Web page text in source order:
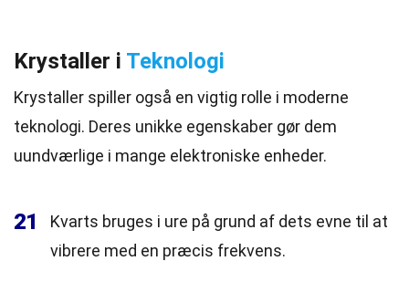
Krystaller i Teknologi
Krystaller spiller også en vigtig rolle i moderne
teknologi. Deres unikke egenskaber gør dem
uundværlige i mange elektroniske enheder.
21
Kvarts bruges i ure på grund af dets evne til at
vibrere med en præcis frekvens.